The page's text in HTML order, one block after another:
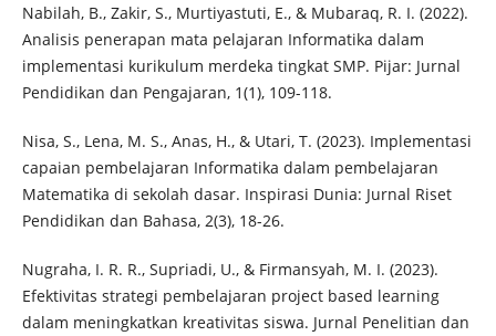
Nabilah, B., Zakir, S., Murtiyastuti, E., & Mubaraq, R. I. (2022).
Analisis penerapan mata pelajaran Informatika dalam
implementasi kurikulum merdeka tingkat SMP. Pijar: Jurnal
Pendidikan dan Pengajaran, 1(1), 109-118.
Nisa, S., Lena, M. S., Anas, H., & Utari, T. (2023). Implementasi
capaian pembelajaran Informatika dalam pembelajaran
Matematika di sekolah dasar. Inspirasi Dunia: Jurnal Riset
Pendidikan dan Bahasa, 2(3), 18-26.
Nugraha, I. R. R., Supriadi, U., & Firmansyah, M. I. (2023).
Efektivitas strategi pembelajaran project based learning
dalam meningkatkan kreativitas siswa. Jurnal Penelitian dan